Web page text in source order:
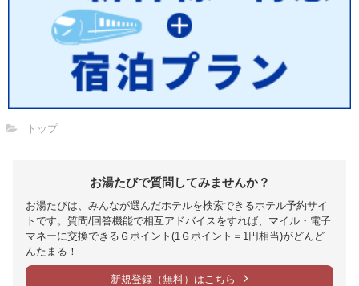
トップ
お湯たびで質問してみませんか？
お湯たびは、みんなが選んだホテルを検索できるホテル予約サイ
トです。質問/回答機能で相互アドバイスをすれば、マイル・電子
マネーに交換できるＧポイント(1Ｇポイント＝1円相当)がどんど
んたまる！
新規登録（無料）はこちら